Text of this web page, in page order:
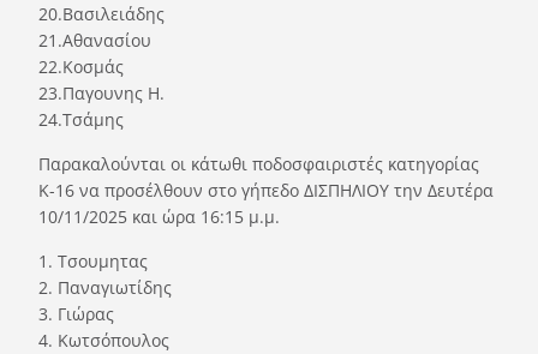
20.Βασιλειάδης
21.Αθανασίου
22.Κοσμάς
23.Παγουνης Η.
24.Τσάμης
Παρακαλούνται οι κάτωθι ποδοσφαιριστές κατηγορίας
Κ-16 να προσέλθουν στο γήπεδο ΔΙΣΠΗΛΙΟΥ την Δευτέρα
10/11/2025 και ώρα 16:15 μ.μ.
1. Τσουμητας
2. Παναγιωτίδης
3. Γιώρας
4. Κωτσόπουλος